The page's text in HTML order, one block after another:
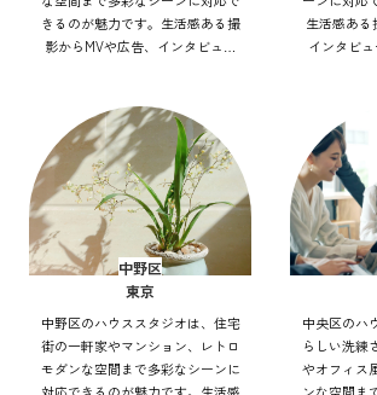
きるのが魅力です。生活感ある撮
影からMVや広告、インタビュー
セス良好で効率的にバリエーショ
ン豊かな撮影を実現できます。
生活感ある
インタビュ
にバリエー
中野区
東京
中野区のハウススタジオは、住宅
街の一軒家やマンション、レトロ
モダンな空間まで多彩なシーンに
中央区のハ
らしい洗練
やオフィス